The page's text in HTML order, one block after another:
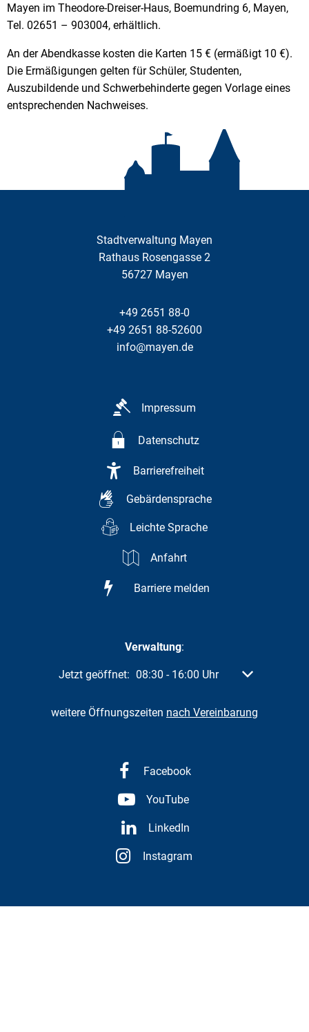
Mayen im Theodore-Dreiser-Haus, Boemundring 6, Mayen,
Tel. 02651 – 903004, erhältlich.
An der Abendkasse kosten die Karten 15 € (ermäßigt 10 €).
Die Ermäßigungen gelten für Schüler, Studenten,
Auszubildende und Schwerbehinderte gegen Vorlage eines
entsprechenden Nachweises.
Stadtverwaltung Mayen
Rathaus Rosengasse 2
56727 Mayen
+49 2651 88-0
+49 2651 88-52600
info@mayen.de
Impressum
Datenschutz
Barrierefreiheit
Gebärdensprache
Leichte Sprache
Anfahrt
Barriere melden
Verwaltung:
Klicken, um weitere Öffnungs- oder Schließzeiten
Jetzt geöffnet: 08:30 - 16:00 Uhr Von 08:30 bis
weitere Öffnungszeiten nach Vereinbarung
Facebook
YouTube
LinkedIn
Instagram